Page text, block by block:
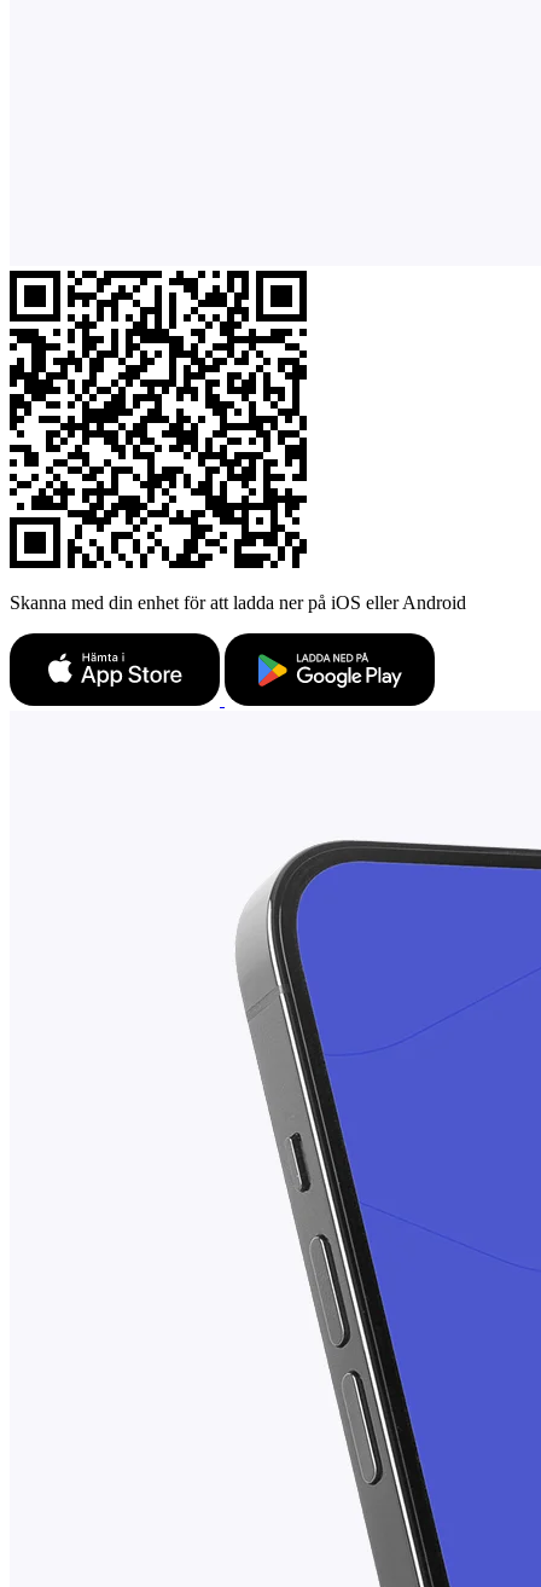
Skanna med din enhet för att ladda ner på iOS eller Android